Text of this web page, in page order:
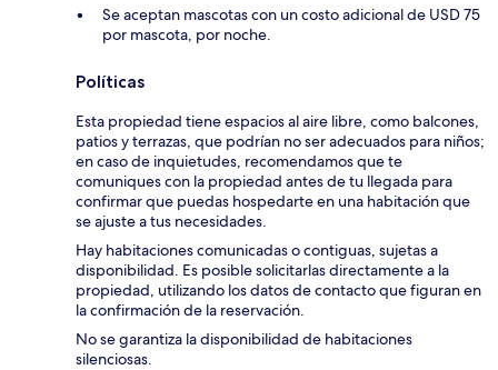
Se aceptan mascotas con un costo adicional de USD 75
por mascota, por noche.
Políticas
Esta propiedad tiene espacios al aire libre, como balcones,
patios y terrazas, que podrían no ser adecuados para niños;
en caso de inquietudes, recomendamos que te
comuniques con la propiedad antes de tu llegada para
confirmar que puedas hospedarte en una habitación que
se ajuste a tus necesidades.
Hay habitaciones comunicadas o contiguas, sujetas a
disponibilidad. Es posible solicitarlas directamente a la
propiedad, utilizando los datos de contacto que figuran en
la confirmación de la reservación.
No se garantiza la disponibilidad de habitaciones
silenciosas.